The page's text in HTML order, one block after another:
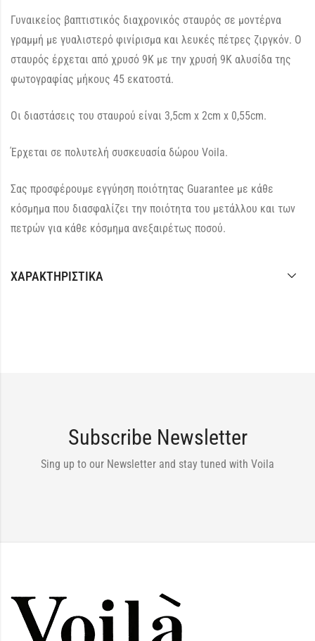
Γυναικείος βαπτιστικός διαχρονικός σταυρός σε μοντέρνα
γραμμή με γυαλιστερό φινίρισμα και λευκές πέτρες ζιργκόν. Ο
σταυρός έρχεται από χρυσό 9Κ με την χρυσή 9Κ αλυσίδα της
φωτογραφίας μήκους 45 εκατοστά.
Οι διαστάσεις του σταυρού είναι 3,5cm x 2cm x 0,55cm.
Έρχεται σε πολυτελή συσκευασία δώρου Voila.
Σας προσφέρουμε εγγύηση ποιότητας Guarantee με κάθε
κόσμημα που διασφαλίζει την ποιότητα του μετάλλου και των
πετρών για κάθε κόσμημα ανεξαιρέτως ποσού.
ΧΑΡΑΚΤΗΡΙΣΤΙΚΆ
Subscribe Newsletter
Sing up to our Newsletter and stay tuned with Voila